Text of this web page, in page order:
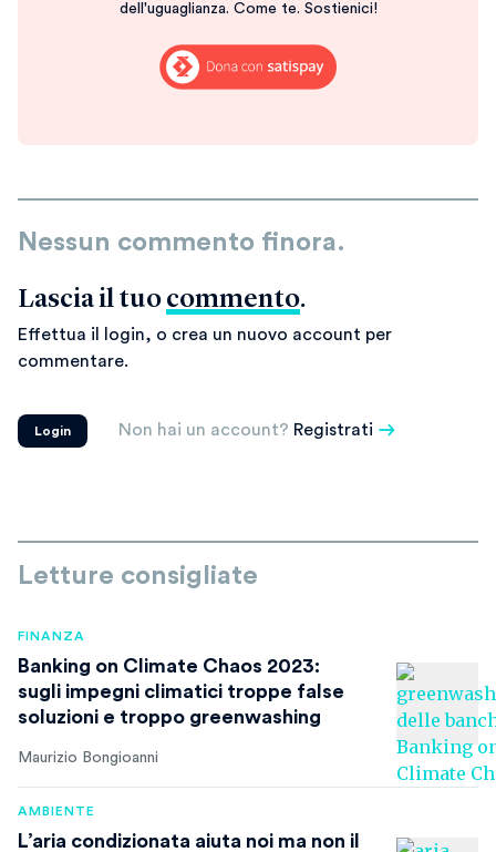
dell'uguaglianza. Come te. Sostienici!
Nessun commento finora.
Lascia il tuo commento.
Effettua il login, o crea un nuovo account per
commentare.
Login Non hai un account? Registrati
Letture consigliate
FINANZA
Banking on Climate Chaos 2023:
sugli impegni climatici troppe false
soluzioni e troppo greenwashing
Maurizio Bongioanni
AMBIENTE
L’aria condizionata aiuta noi ma non il